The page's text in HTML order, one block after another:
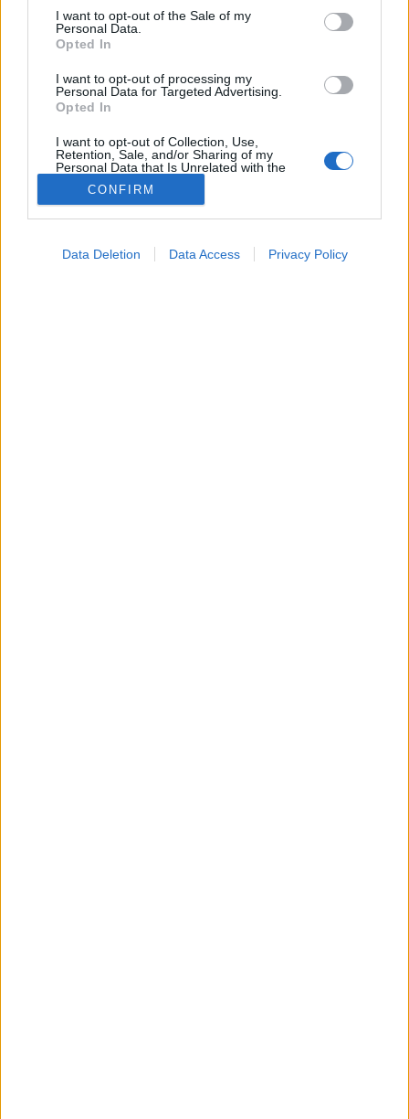
consent section.
I want to opt-out of the Sale of my
Personal Data.
Opted In
I want to opt-out of processing my
Personal Data for Targeted Advertising.
Opted In
I want to opt-out of Collection, Use,
Retention, Sale, and/or Sharing of my
Personal Data that Is Unrelated with the
Purposes for which it was collected.
Opted Out
CONFIRM
Data Deletion Data Access Privacy Policy